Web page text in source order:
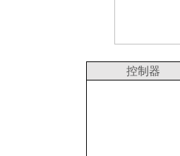
控制器